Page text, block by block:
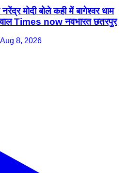
मोदी बोले कही में बागेश्वर धाम
Times now नवभारत छतरपुर
8, 2026